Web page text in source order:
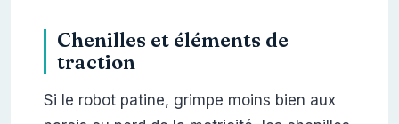
Chenilles et éléments de
traction
Si le robot patine, grimpe moins bien aux